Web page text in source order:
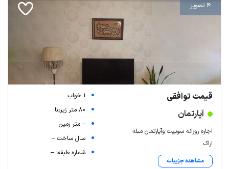
4 تصویر
قیمت توافقی
آپارتمان
اجاره روزانه سوییت وآپارتمان مبله
اراک
مشاهده جزییات
1 خواب
80 متر زیربنا
-- متر زمین
سال ساخت --
شماره طبقه: --